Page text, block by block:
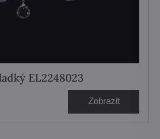
EL2248023
Zobrazit